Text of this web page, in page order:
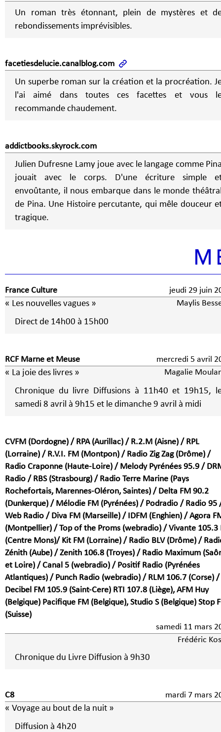
Un roman très étonnant, plein de mystères et
rebondissements imprévisibles.
facetiesdelucie.canalblog.com
Un superbe roman sur la création et la procréation.
l'ai aimé dans toutes ces facettes et vous
recommande chaudement.
addictbooks.skyrock.com
Julien Dufresne Lamy joue avec le langage comme
jouait avec le corps. D'une écriture simple
envoûtante, il nous embarque dans le monde
de Pina. Une Histoire percutante, qui mêle douceur
tragique.
France Culture jeudi 29 juin
« Les nouvelles vagues » Maylis
Direct de 14h00 à 15h00
RCF Marne et Meuse mercredi 5
« La joie des livres » Magalie
Chronique du livre Diffusions à 11h40 et 19h15, le
samedi 8 avril à 9h15 et le dimanche 9 avril à midi
CVFM (Dordogne) / RPA (Aurillac) / R.2.M (Aisne) / RPL
(Lorraine) / R.V.I. FM (Montpon) / Radio Zig Zag (Drôme) /
Radio Craponne (Haute-Loire) / Melody Pyrénées 95.9 /
Radio / RBS (Strasbourg) / Radio Terre Marine (Pays
Rochefortais, Marennes-Oléron, Saintes) / Delta FM 90.2
(Dunkerque) / Mélodie FM (Pyrénées) / Podradio / Radio 95
Web Radio / Diva FM (Marseille) / IDFM (Enghien) / Agora
(Montpellier) / Top of the Proms (webradio) / Vivante 105.3
(Centre Mons)/ Kit FM (Lorraine) / Radio BLV (Drôme) /
Zénith (Aube) / Zenith 106.8 (Troyes) / Radio Maximum
et Loire) / Canal 5 (webradio) / Positif Radio (Pyrénées
Atlantiques) / Punch Radio (webradio) / RLM 106.7 (Corse) /
Decibel FM 105.9 (Saint-Cere) RTI 107.8 (Liège), AFM Huy
(Belgique) Pacifique FM (Belgique), Studio S (Belgique) Stop
(Suisse)
samedi 11 mars
Frédéric
Chronique du Livre Diffusion à 9h30
C8 mardi 7 mars
« Voyage au bout de la nuit »
Diffusion à 4h20